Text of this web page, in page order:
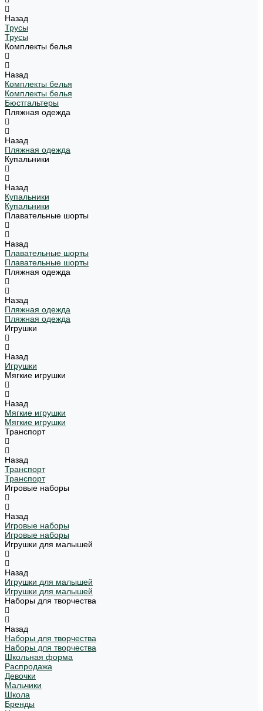
Назад
Трусы
Трусы
Комплекты белья
Назад
Комплекты белья
Комплекты белья
Бюстгальтеры
Пляжная одежда
Назад
Пляжная одежда
Купальники
Назад
Купальники
Купальники
Плавательные шорты
Назад
Плавательные шорты
Плавательные шорты
Пляжная одежда
Назад
Пляжная одежда
Пляжная одежда
Игрушки
Назад
Игрушки
Мягкие игрушки
Назад
Мягкие игрушки
Мягкие игрушки
Транспорт
Назад
Транспорт
Транспорт
Игровые наборы
Назад
Игровые наборы
Игровые наборы
Игрушки для малышей
Назад
Игрушки для малышей
Игрушки для малышей
Наборы для творчества
Назад
Наборы для творчества
Наборы для творчества
Школьная форма
Распродажа
Девочки
Мальчики
Школа
Бренды